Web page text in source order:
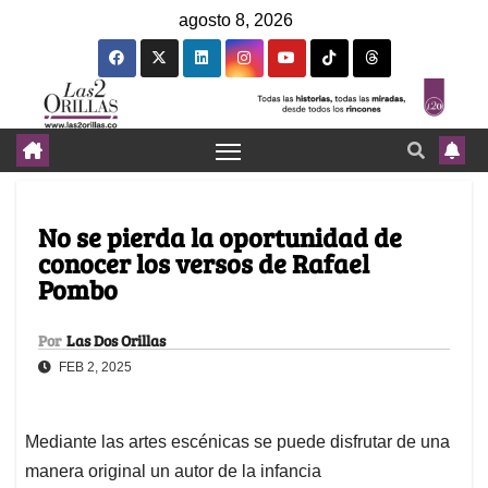
agosto 8, 2026
No se pierda la oportunidad de
conocer los versos de Rafael
Pombo
Por Las Dos Orillas
FEB 2, 2025
Mediante las artes escénicas se puede disfrutar de una
manera original un autor de la infancia